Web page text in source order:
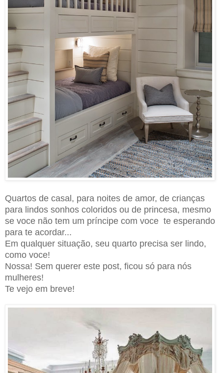
Quartos de casal, para noites de amor, de crianças
para lindos sonhos coloridos ou de princesa, mesmo
se voce não tem um príncipe com voce te esperando
para te acordar...
Em qualquer situação, seu quarto precisa ser lindo,
como voce!
Nossa! Sem querer este post, ficou só para nós
mulheres!
Te vejo em breve!